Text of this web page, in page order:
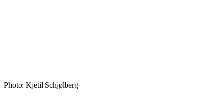
Photo: Kjetil Schjølberg